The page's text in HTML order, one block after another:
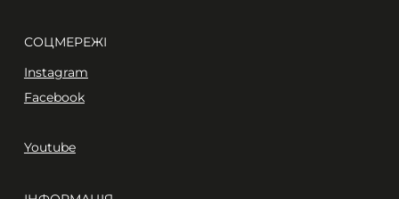
СОЦМЕРЕЖІ
Instagram
Facebook
Youtube